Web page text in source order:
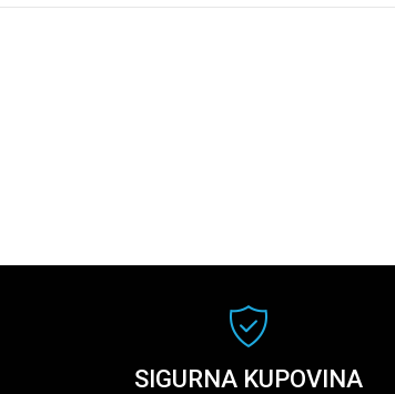
SIGURNA KUPOVINA